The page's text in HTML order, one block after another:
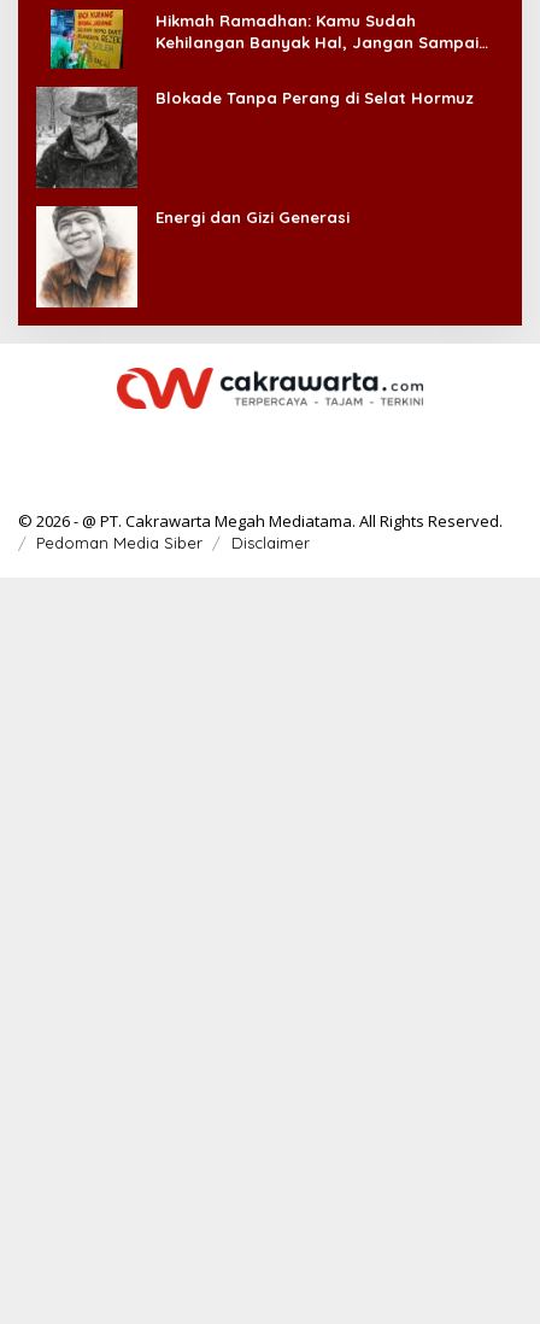
Hikmah Ramadhan: Kamu Sudah
Kehilangan Banyak Hal, Jangan Sampai
Blokade Tanpa Perang di Selat Hormuz
Energi dan Gizi Generasi
© 2026 - @ PT. Cakrawarta Megah Mediatama. All Rights Reserved.
Pedoman Media Siber Disclaimer